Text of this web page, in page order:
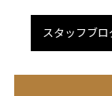
スタッフブ